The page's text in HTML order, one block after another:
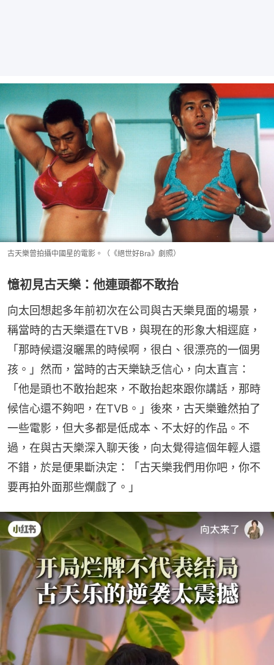
古天樂曾拍攝中國星的電影。（《絕世好Bra》劇照）
憶初見古天樂：他連頭都不敢抬
向太回想起多年前初次在公司與古天樂見面的場景，
稱當時的古天樂還在TVB，與現在的形象大相逕庭，
「那時候還沒曬黑的時候啊，很白、很漂亮的一個男
孩。」然而，當時的古天樂缺乏信心，向太直言：
「他是頭也不敢抬起來，不敢抬起來跟你講話，那時
候信心還不夠吧，在TVB。」後來，古天樂雖然拍了
一些電影，但大多都是低成本、不太好的作品。不
過，在與古天樂深入聊天後，向太覺得這個年輕人還
不錯，於是便果斷決定：「古天樂我們用你吧，你不
要再拍外面那些爛戲了。」